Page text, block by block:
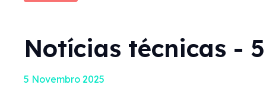
Notícias técnicas -
5 Novembro 2025